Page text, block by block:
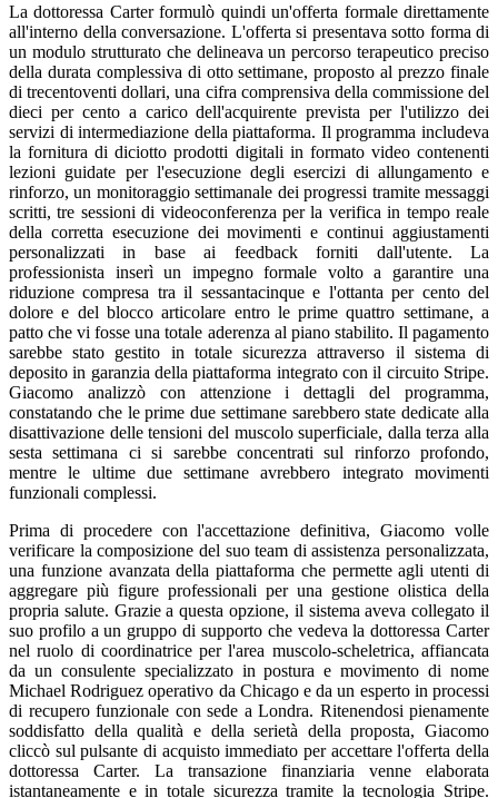
La dottoressa Carter formulò quindi un'offerta formale direttamente
all'interno della conversazione. L'offerta si presentava sotto forma di
un modulo strutturato che delineava un percorso terapeutico preciso
della durata complessiva di otto settimane, proposto al prezzo finale
di trecentoventi dollari, una cifra comprensiva della commissione del
dieci per cento a carico dell'acquirente prevista per l'utilizzo dei
servizi di intermediazione della piattaforma. Il programma includeva
la fornitura di diciotto prodotti digitali in formato video contenenti
lezioni guidate per l'esecuzione degli esercizi di allungamento e
rinforzo, un monitoraggio settimanale dei progressi tramite messaggi
scritti, tre sessioni di videoconferenza per la verifica in tempo reale
della corretta esecuzione dei movimenti e continui aggiustamenti
personalizzati in base ai feedback forniti dall'utente. La
professionista inserì un impegno formale volto a garantire una
riduzione compresa tra il sessantacinque e l'ottanta per cento del
dolore e del blocco articolare entro le prime quattro settimane, a
patto che vi fosse una totale aderenza al piano stabilito. Il pagamento
sarebbe stato gestito in totale sicurezza attraverso il sistema di
deposito in garanzia della piattaforma integrato con il circuito Stripe.
Giacomo analizzò con attenzione i dettagli del programma,
constatando che le prime due settimane sarebbero state dedicate alla
disattivazione delle tensioni del muscolo superficiale, dalla terza alla
sesta settimana ci si sarebbe concentrati sul rinforzo profondo,
mentre le ultime due settimane avrebbero integrato movimenti
funzionali complessi.
Prima di procedere con l'accettazione definitiva, Giacomo volle
verificare la composizione del suo team di assistenza personalizzata,
una funzione avanzata della piattaforma che permette agli utenti di
aggregare più figure professionali per una gestione olistica della
propria salute. Grazie a questa opzione, il sistema aveva collegato il
suo profilo a un gruppo di supporto che vedeva la dottoressa Carter
nel ruolo di coordinatrice per l'area muscolo-scheletrica, affiancata
da un consulente specializzato in postura e movimento di nome
Michael Rodriguez operativo da Chicago e da un esperto in processi
di recupero funzionale con sede a Londra. Ritenendosi pienamente
soddisfatto della qualità e della serietà della proposta, Giacomo
cliccò sul pulsante di acquisto immediato per accettare l'offerta della
dottoressa Carter. La transazione finanziaria venne elaborata
istantaneamente e in totale sicurezza tramite la tecnologia Stripe.